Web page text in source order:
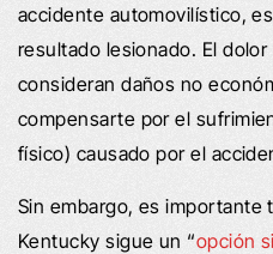
accidente automovilístico,
resultado lesionado. El
consideran daños no
compensarte por el
físico) causado por el
Sin embargo, es importante
Kentucky sigue un “opción